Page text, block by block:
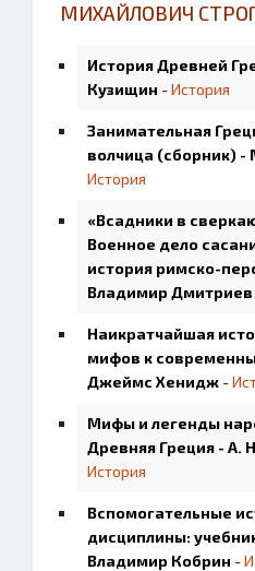
МИХАЙЛОВИЧ
История Древней
Кузищин -История
Занимательная
волчица (сборник) -
История
«Всадники в
Военное дело
история римско-
Владимир Дмитриев
Наикратчайшая
мифов к
Джеймс Хенидж -
Мифы и легенды
Древняя Греция - А.
История
Вспомогательные
дисциплины:
Владимир Кобрин -